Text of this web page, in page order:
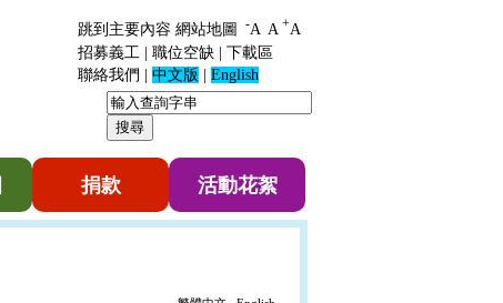
跳到主要內容 網站地圖 -A A +A
招募義工 | 職位空缺 | 下載區
聯絡我們
中文版 English
捐款 活動花絮